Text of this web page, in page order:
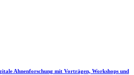
Ahnenforschung mit Vorträgen, Workshops und